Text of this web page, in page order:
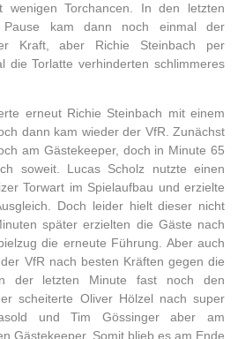
wenigen Torchancen. In den letzten
kam dann noch einmal der
Kraft, aber Richie Steinbach per
die Torlatte verhinderten schlimmeres
erneut Richie Steinbach mit einem
dann kam wieder der VfR. Zunächst
am Gästekeeper, doch in Minute 65
soweit. Lucas Scholz nutzte einen
Torwart im Spielaufbau und erzielte
Doch leider hielt dieser nicht
später erzielten die Gäste nach
die erneute Führung. Aber auch
VfR nach besten Kräften gegen die
der letzten Minute fast noch den
scheiterte Oliver Hölzel nach super
und Tim Gössinger aber am
Gästekeeper. Somit blieb es am Ende